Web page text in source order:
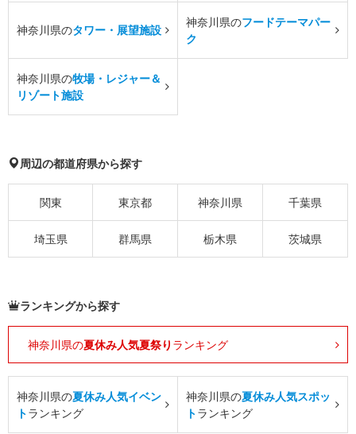
神奈川県のタワー・展望施設
神奈川県のフードテーマパー
ク
神奈川県の牧場・レジャー＆
リゾート施設
周辺の都道府県から探す
関東 東京都 神奈川県 千葉県
埼玉県 群馬県 栃木県 茨城県
ランキングから探す
神奈川県の夏休み人気夏祭り ランキング
神奈川県の夏休み人気イベン
トランキング
神奈川県の夏休み人気スポッ
トランキング